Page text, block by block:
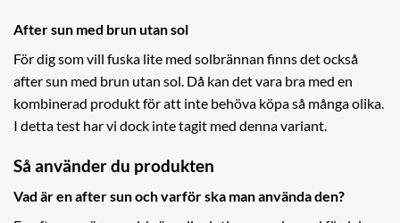
After sun med brun utan sol
För dig som vill fuska lite med solbrännan finns det också
after sun med brun utan sol. Då kan det vara bra med en
kombinerad produkt för att inte behöva köpa så många olika.
I detta test har vi dock inte tagit med denna variant.
Så använder du produkten
Vad är en after sun och varför ska man använda den?